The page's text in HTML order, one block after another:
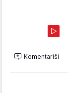
Komentariši